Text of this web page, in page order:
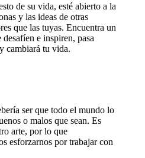
de su vida, esté abierto a la
y las ideas de otras
que las tuyas. Encuentra un
e inspiren, pasa
cambiará tu vida.
ser que todo el mundo lo
o malos que sean. Es
arte, por lo que
esforzarnos por trabajar con